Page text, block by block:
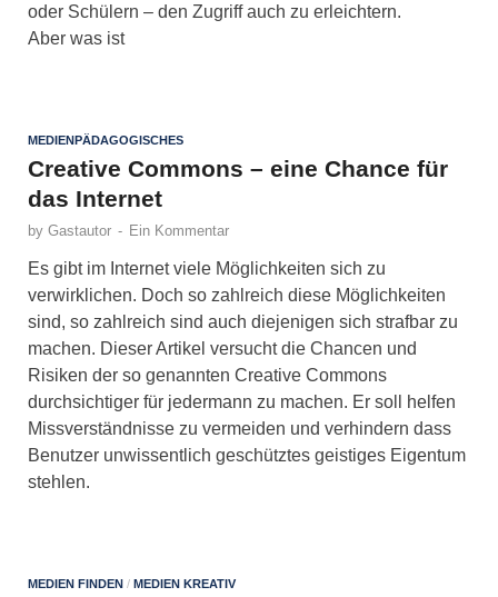
oder Schülern – den Zugriff auch zu erleichtern.
Aber was ist
MEDIENPÄDAGOGISCHES
Creative Commons – eine Chance für
das Internet
by Gastautor - Ein Kommentar
Es gibt im Internet viele Möglichkeiten sich zu
verwirklichen. Doch so zahlreich diese Möglichkeiten
sind, so zahlreich sind auch diejenigen sich strafbar zu
machen. Dieser Artikel versucht die Chancen und
Risiken der so genannten Creative Commons
durchsichtiger für jedermann zu machen. Er soll helfen
Missverständnisse zu vermeiden und verhindern dass
Benutzer unwissentlich geschütztes geistiges Eigentum
stehlen.
MEDIEN FINDEN / MEDIEN KREATIV